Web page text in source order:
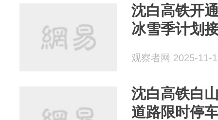
沈白高铁开
冰雪季计划
观察者网 2025-11-
沈白高铁白
道路限时停